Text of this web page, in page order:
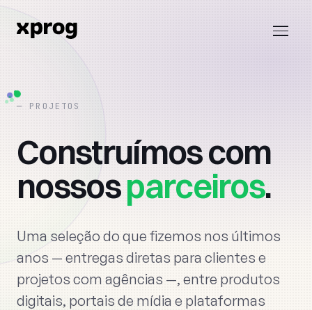
PROJETOS
Construímoscom
nossosparceiros.
Uma seleção do que fizemos nos últimos
anos — entregas diretas para clientes e
projetos com agências —, entre produtos
digitais, portais de mídia e plataformas